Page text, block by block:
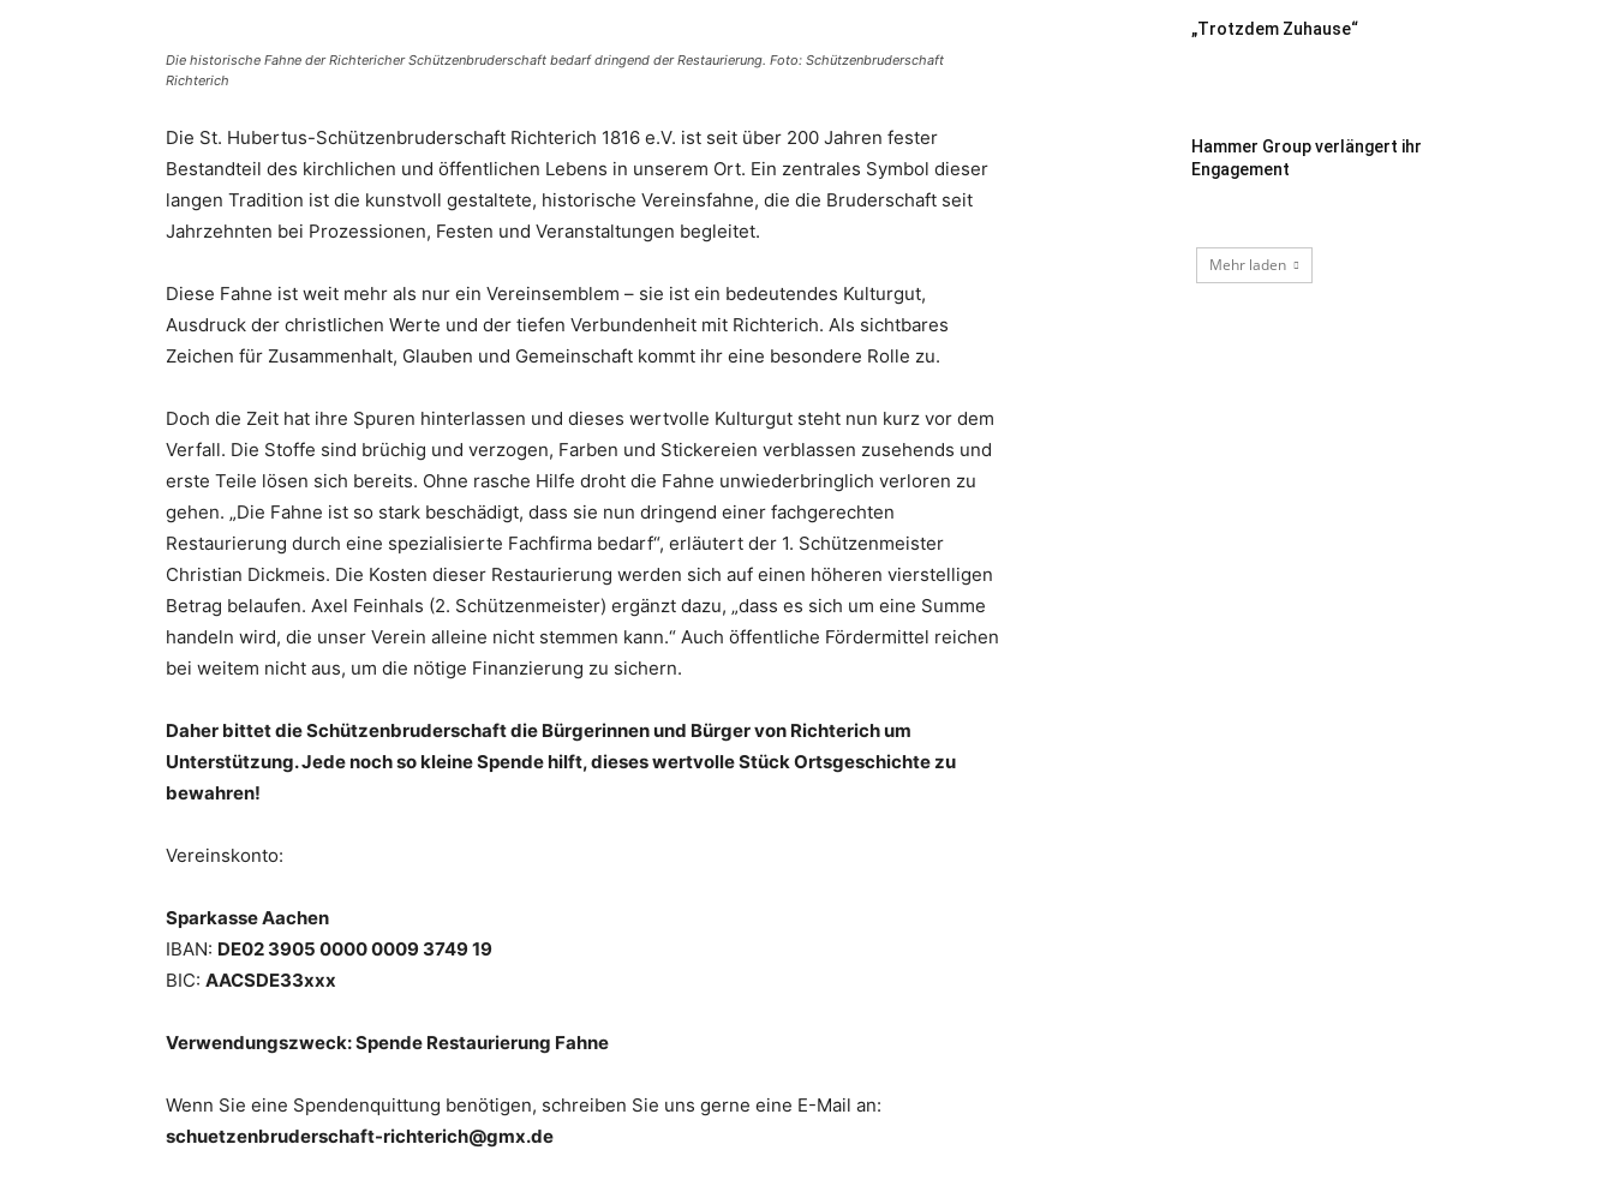
Die historische Fahne der Richtericher Schützenbruderschaft bedarf dringend der Restaurierung. Foto: Schützenbruderschaft
Richterich
Die St. Hubertus-Schützenbruderschaft Richterich 1816 e.V. ist seit über 200 Jahren fester
Bestandteil des kirchlichen und öffentlichen Lebens in unserem Ort. Ein zentrales Symbol dieser
langen Tradition ist die kunstvoll gestaltete, historische Vereinsfahne, die die Bruderschaft seit
Jahrzehnten bei Prozessionen, Festen und Veranstaltungen begleitet.
Diese Fahne ist weit mehr als nur ein Vereinsemblem – sie ist ein bedeutendes Kulturgut,
Ausdruck der christlichen Werte und der tiefen Verbundenheit mit Richterich. Als sichtbares
Zeichen für Zusammenhalt, Glauben und Gemeinschaft kommt ihr eine besondere Rolle zu.
Doch die Zeit hat ihre Spuren hinterlassen und dieses wertvolle Kulturgut steht nun kurz vor dem
Verfall. Die Stoffe sind brüchig und verzogen, Farben und Stickereien verblassen zusehends und
erste Teile lösen sich bereits. Ohne rasche Hilfe droht die Fahne unwiederbringlich verloren zu
gehen. „Die Fahne ist so stark beschädigt, dass sie nun dringend einer fachgerechten
Restaurierung durch eine spezialisierte Fachfirma bedarf“, erläutert der 1. Schützenmeister
Christian Dickmeis. Die Kosten dieser Restaurierung werden sich auf einen höheren vierstelligen
Betrag belaufen. Axel Feinhals (2. Schützenmeister) ergänzt dazu, „dass es sich um eine Summe
handeln wird, die unser Verein alleine nicht stemmen kann.“ Auch öffentliche Fördermittel reichen
bei weitem nicht aus, um die nötige Finanzierung zu sichern.
Daher bittet die Schützenbruderschaft die Bürgerinnen und Bürger von Richterich um
Unterstützung. Jede noch so kleine Spende hilft, dieses wertvolle Stück Ortsgeschichte zu
bewahren!
Vereinskonto:
Sparkasse Aachen
IBAN: DE02 3905 0000 0009 3749 19
BIC: AACSDE33xxx
Verwendungszweck: Spende Restaurierung Fahne
Wenn Sie eine Spendenquittung benötigen, schreiben Sie uns gerne eine E-Mail an:
schuetzenbruderschaft-richterich@gmx.de
„Trotzdem Zuhause“
Hammer Group verlängert ihr
Engagement
Mehr laden